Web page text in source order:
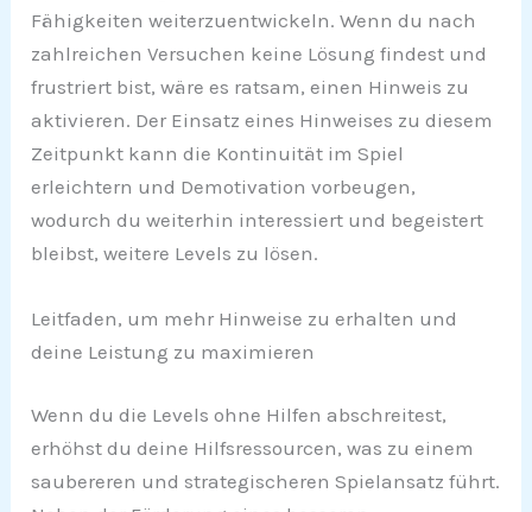
Fähigkeiten weiterzuentwickeln. Wenn du nach
zahlreichen Versuchen keine Lösung findest und
frustriert bist, wäre es ratsam, einen Hinweis zu
aktivieren. Der Einsatz eines Hinweises zu diesem
Zeitpunkt kann die Kontinuität im Spiel
erleichtern und Demotivation vorbeugen,
wodurch du weiterhin interessiert und begeistert
bleibst, weitere Levels zu lösen.
Leitfaden, um mehr Hinweise zu erhalten und
deine Leistung zu maximieren
Wenn du die Levels ohne Hilfen abschreitest,
erhöhst du deine Hilfsressourcen, was zu einem
saubereren und strategischeren Spielansatz führt.